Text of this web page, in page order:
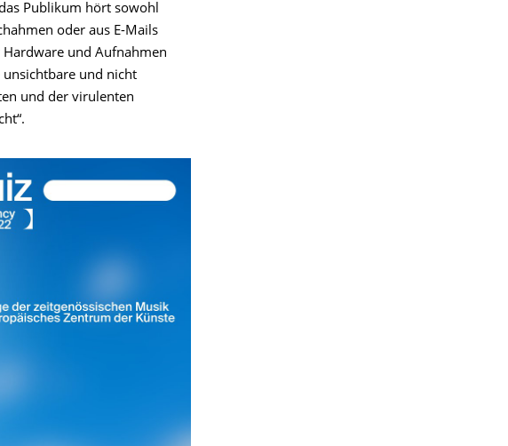
Publikum hört sowohl
oder aus E-Mails
und Aufnahmen
unsichtbare und nicht
und der virulenten